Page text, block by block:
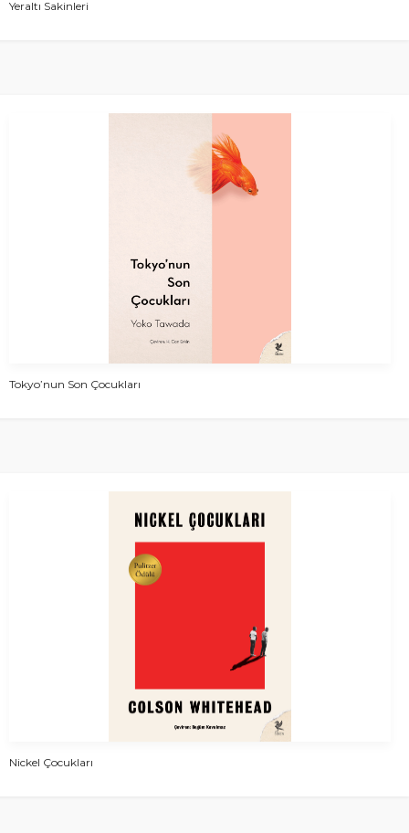
Yeraltı Sakinleri
Tokyo’nun Son Çocukları
Nickel Çocukları